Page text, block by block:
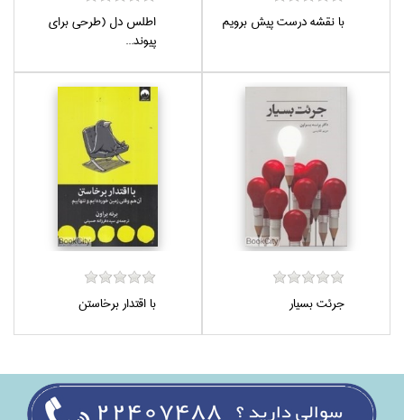
با نقشه درست پيش برويم
اطلس دل (طرحي براي
پيوند...
جرئت بسيار با اقتدار برخاستن